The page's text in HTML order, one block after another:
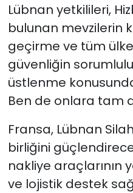
Lübnan yetkilileri,
bulunan mevzilerin
geçirme ve tüm
güvenliğin
üstlenme
Ben de onlara tam
Fransa, Lübnan
birliğini
nakliye araçlarının
ve lojistik destek